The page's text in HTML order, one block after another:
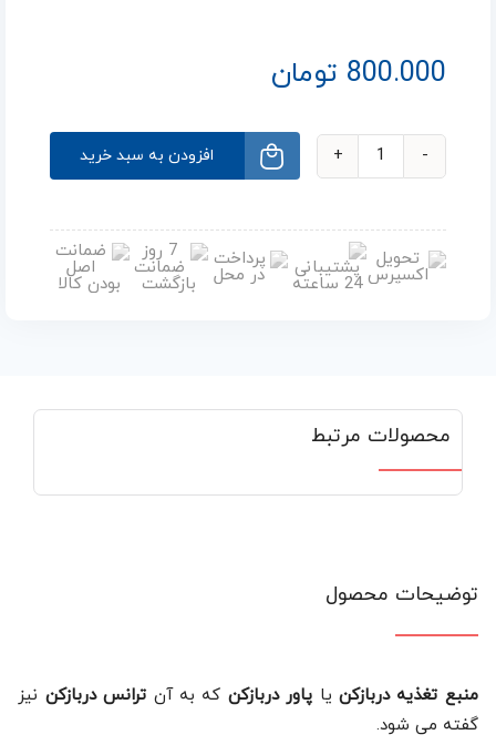
800.000 تومان
افزودن به سبد خرید
محصولات مرتبط
توضیحات محصول
منبع تغذیه دربازکن یا پاور دربازکن که به آن ترانس دربازکن نیز
گفته می شود.